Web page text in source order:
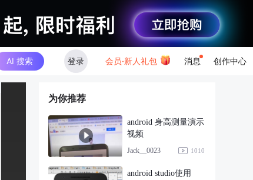
AI 搜索 登录 会员·新人礼包 消息 创作中心
为你推荐
android 身高测量演示
视频
Jack__0023 1010
android studio使用